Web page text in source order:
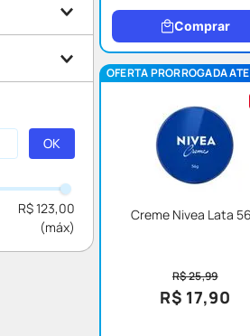
R$ 123,00
Comprar
OFERTA PRORROGADA
Creme Nivea Lata
R$ 25,99
R$ 17,90